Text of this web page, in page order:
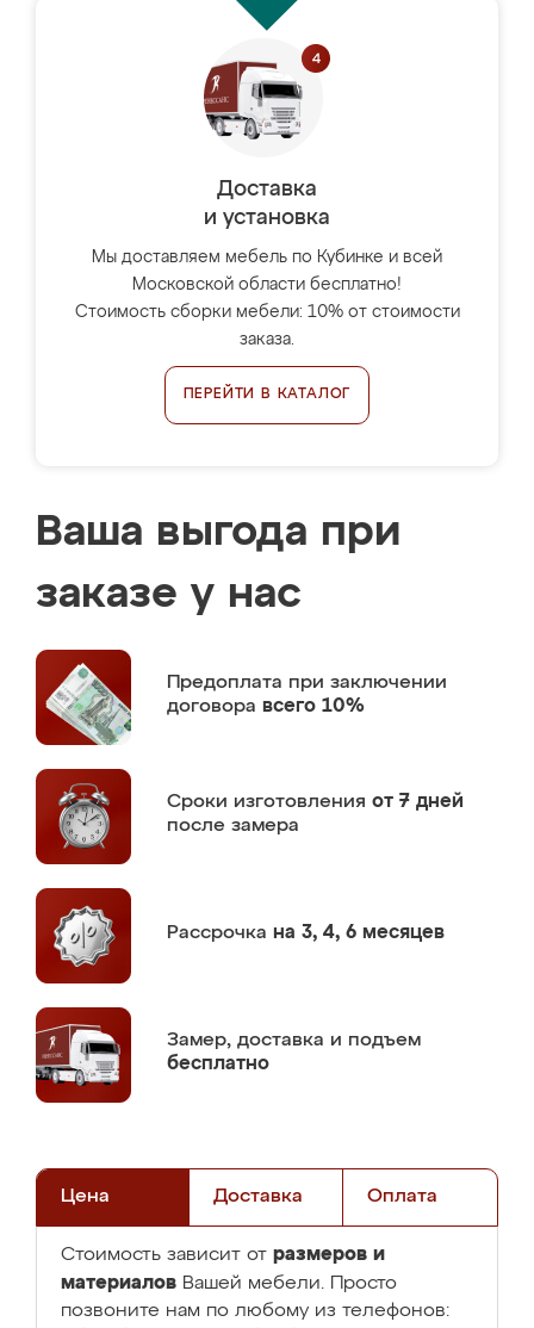
Доставка
и установка
Мы доставляем мебель по Кубинке и всей
Московской области бесплатно!
Стоимость сборки мебели: 10% от стоимости
заказа.
ПЕРЕЙТИ В КАТАЛОГ
Ваша выгода при
заказе у нас
Предоплата при заключении
договора всего 10%
Сроки изготовления от 7 дней
после замера
Рассрочка на 3, 4, 6 месяцев
Замер, доставка и подъем
бесплатно
Цена Доставка Оплата
Стоимость зависит от размеров и
материалов Вашей мебели. Просто
позвоните нам по любому из телефонов: